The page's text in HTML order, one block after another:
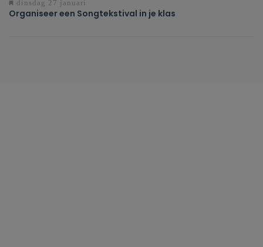
dinsdag 27 januari
Organiseer een Songtekstival in je klas